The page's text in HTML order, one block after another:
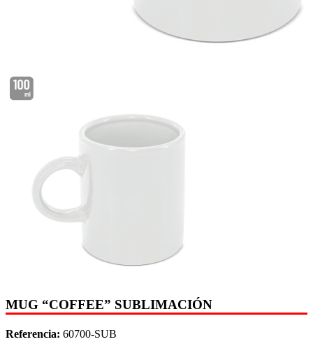
MUG “COFFEE” SUBLIMACIÓN
Referencia: 60700-SUB